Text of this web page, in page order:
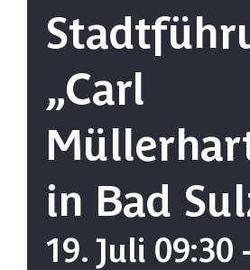
„Carl
in Bad
19. Juli 09:30 -